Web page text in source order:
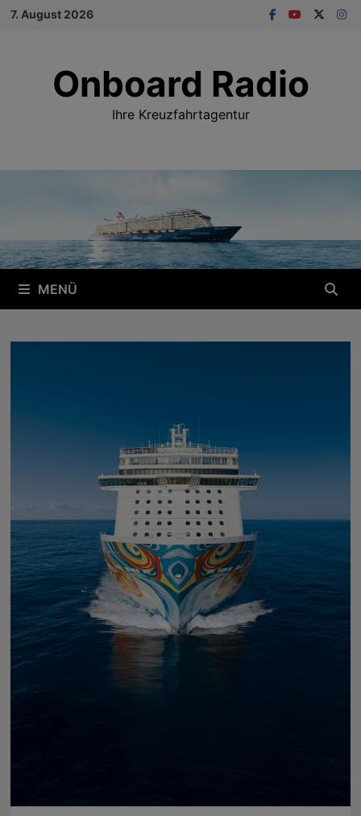
Zum
7. August 2026
Onboard Radio
Ihre Kreuzfahrtagentur
MENÜ